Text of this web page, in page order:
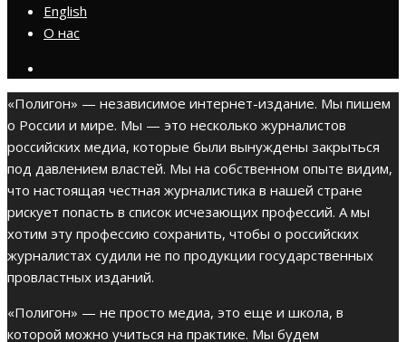
English
О нас
«Полигон» — независимое интернет-издание. Мы пишем
о России и мире. Мы — это несколько журналистов
российских медиа, которые были вынуждены закрыться
под давлением властей. Мы на собственном опыте видим,
что настоящая честная журналистика в нашей стране
рискует попасть в список исчезающих профессий. А мы
хотим эту профессию сохранить, чтобы о российских
журналистах судили не по продукции государственных
провластных изданий.
«Полигон» — не просто медиа, это еще и школа, в
которой можно учиться на практике. Мы будем